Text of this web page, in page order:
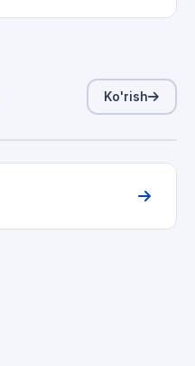
Ko'rish